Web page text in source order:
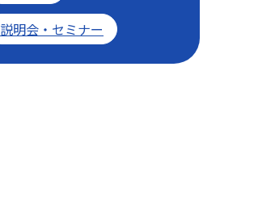
説明会・セミナー